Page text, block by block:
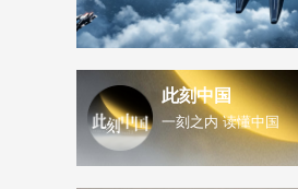
此刻中国
一刻之内 读懂中国